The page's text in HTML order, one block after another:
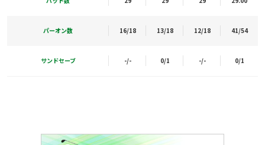
パーオン数 16/18 13/18 12/18 41/54
サンドセーブ -/- 0/1 -/- 0/1